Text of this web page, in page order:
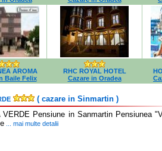
AROMA
Baile Felix
RHC ROYAL HOTEL
Cazare in Oradea
( cazare in Sinmartin )
VERDE Pensiune in Sanmartin Pensiunea
... mai multe detalii